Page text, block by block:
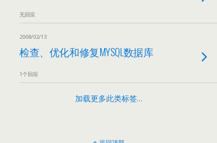
无回应
2008/02/13
检查、优化和修复MYSQL数据库
1个回应
加载更多此类标签…